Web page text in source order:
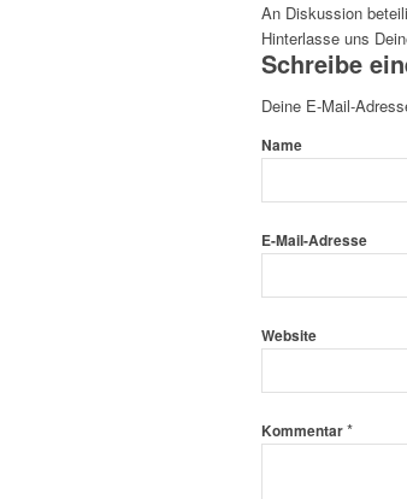
An Diskussion
Hinterlasse uns
Schreibe
Deine E-Mail-
Name
E-Mail-Adresse
Website
Kommentar*